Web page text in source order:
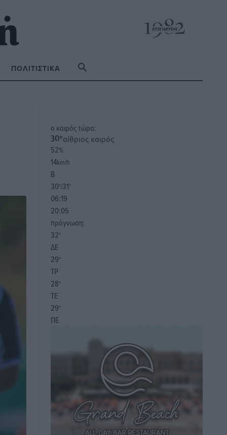
ΠΟΛΙΤΙΣΤΙΚΆ
o καιρός τώρα:
30°αίθριος καιρός
52%
14km/h
Β
30°/31°
06:19
20:05
πρόγνωση:
32°
ΔΕ
29°
ΤΡ
28°
ΤΕ
29°
ΠΕ